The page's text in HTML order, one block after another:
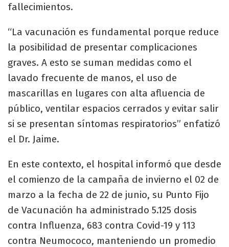
fallecimientos.
“La vacunación es fundamental porque reduce
la posibilidad de presentar complicaciones
graves. A esto se suman medidas como el
lavado frecuente de manos, el uso de
mascarillas en lugares con alta afluencia de
público, ventilar espacios cerrados y evitar salir
si se presentan síntomas respiratorios” enfatizó
el Dr. Jaime.
En este contexto, el hospital informó que desde
el comienzo de la campaña de invierno el 02 de
marzo a la fecha de 22 de junio, su Punto Fijo
de Vacunación ha administrado 5.125 dosis
contra Influenza, 683 contra Covid-19 y 113
contra Neumococo, manteniendo un promedio